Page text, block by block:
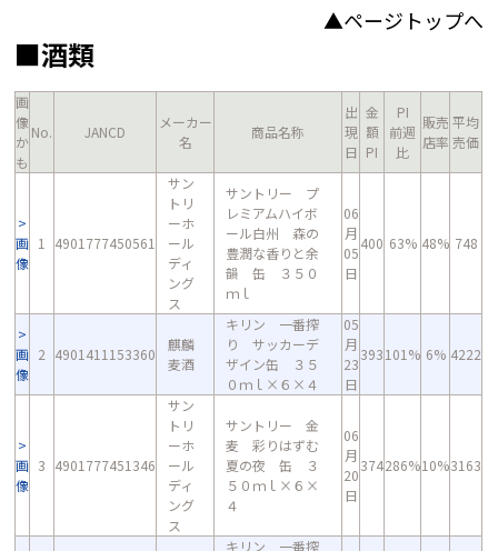
▲ページトップへ
■酒類
画
像
か
も
No. JANCD
メーカー
名
商品名称
出
現
日
金
額
PI
PI
前週
比
販売
店率
平均
売価
画
像
1 4901777450561
サン
トリ
ーホ
ール
ディ
ング
ス
サントリー プ
レミアムハイボ
ール白州 森の
豊潤な香りと余
韻 缶 ３５０
ｍｌ
06
月
05
日
400 63% 48% 748
画
像
2 4901411153360
麒麟
麦酒
キリン 一番搾
り サッカーデ
ザイン缶 ３５
０ｍｌ×６×４
05
月
23
日
393101% 6% 4222
画
像
3 4901777451346
サン
トリ
ーホ
ール
ディ
ング
ス
サントリー 金
麦 彩りはずむ
夏の夜 缶 ３
５０ｍｌ×６×
４
06
月
20
日
374286%10%3163
キリン 一番搾